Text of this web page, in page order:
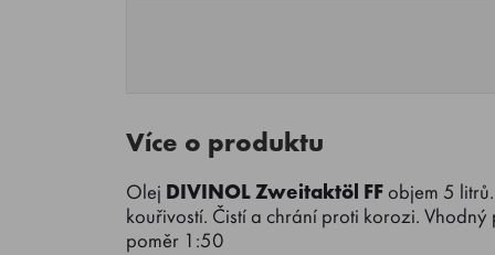
Více o produktu
Olej DIVINOL Zweitaktöl FFobjem 5
kouřivostí. Čistí a chrání proti korozi.
poměr 1:50